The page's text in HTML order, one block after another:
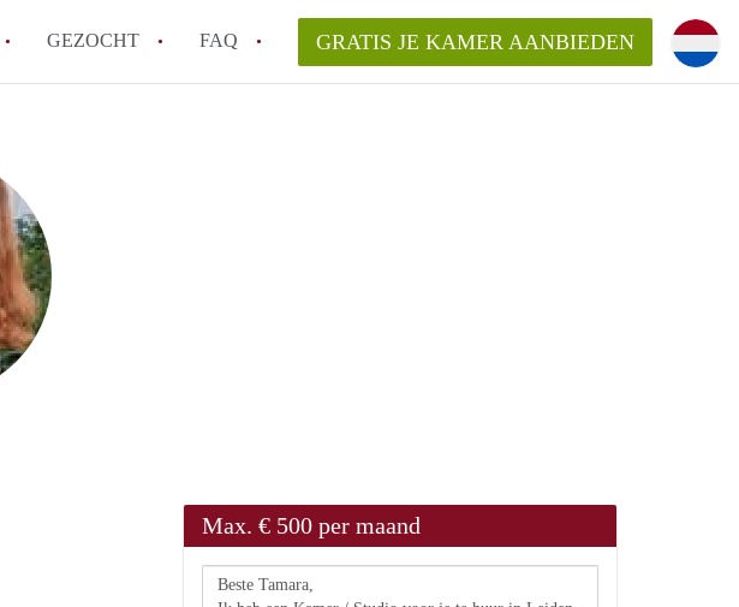
GEZOCHT FAQ
is KamersLeiden?
is de privacyverklaring van KamersLeiden?
KamersLeiden makelaarsvergoeding/bemiddelingsvergoeding?
veelgestelde vragen
GRATIS JE KAMER AANBIEDEN
Max. € 500 per maand